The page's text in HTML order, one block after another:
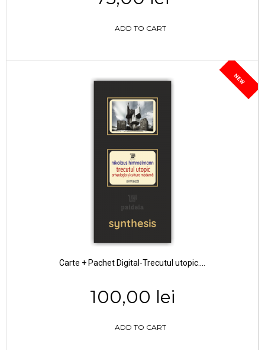
ADD TO CART
NEW
Carte + Pachet Digital-Trecutul utopic....
100,00 lei
ADD TO CART